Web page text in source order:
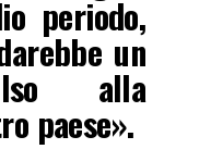
periodo,
un
alla
paese».